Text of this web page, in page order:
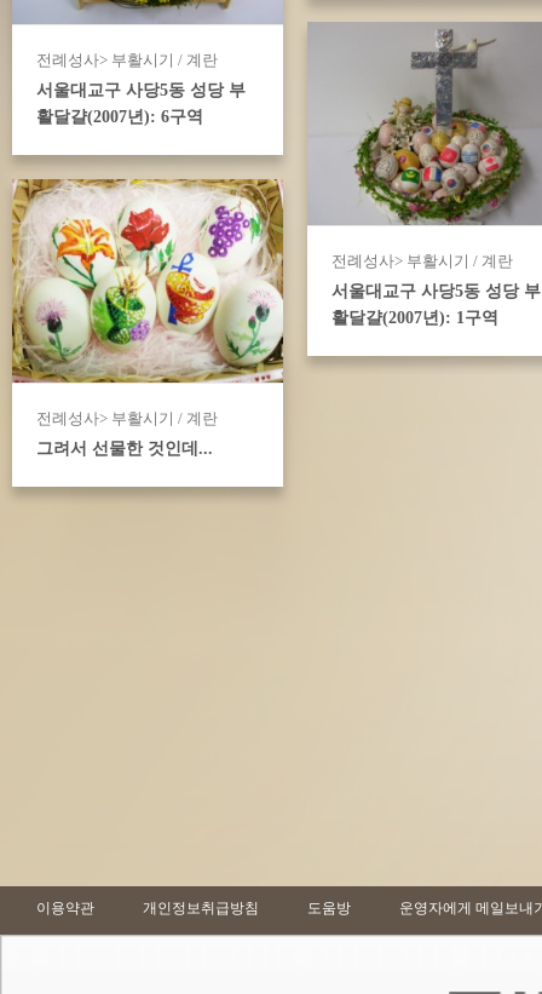
전례성사> 부활시기 / 계란
서울대교구 사당5동 성당 부
활달걀(2007년): 6구역
전례성사> 부활시기 / 계란
서울대교구 사당5동 성당 부
활달걀(2007년): 1구역
전례성사> 부활시기 / 계란
그려서 선물한 것인데...
이용약관 개인정보취급방침 도움방 운영자에게 메일보내